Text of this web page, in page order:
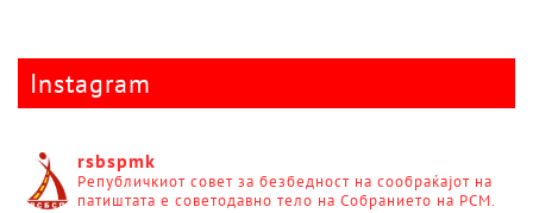
Instagram
rsbspmk
Републичкиот совет за безбедност на сообраќајот на
патиштата е советодавно тело на Собранието на РСМ.